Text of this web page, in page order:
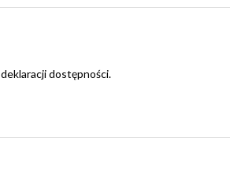
deklaracji dostępności.